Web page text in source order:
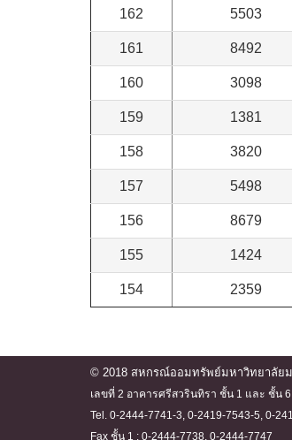
162 5503
161 8492
160 3098
159 1381
158 3820
157 5498
156 8679
155 1424
154 2359
© 2018 สหกรณ์ออมทรัพย์มหาวิทยาลัย
เลขที่ 2 อาคารศรีสวรินทิรา ชั้น 1 และ ชั้น
Tel. 0-2444-7741-3, 0-2419-7543-5, 0-
Fax ชั้น 1 : 0-2444-7738, 0-2444-7747